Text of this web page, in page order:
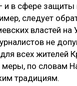
и в сфере
следует
властей на
не
всех жителей
по словам
традициям.